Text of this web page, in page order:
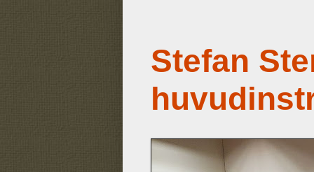
Stefan